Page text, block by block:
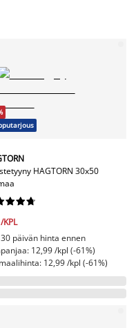
HAGTORN 30x50




/KPL
päivän hinta ennen
12,99 /kpl (-61%)
12,99 /kpl (-61%)